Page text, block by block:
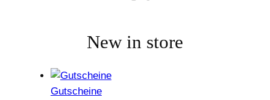
New in store
Gutscheine